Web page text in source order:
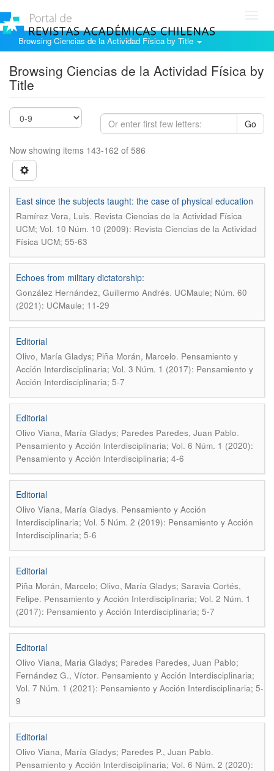
Browsing Ciencias de la Actividad Física by Title
Browsing Ciencias de la Actividad Física by
Title
Go
Now showing items 143-162 of 586
East since the subjects taught: the case of physical education
Ramírez Vera, Luis. Revista Ciencias de la Actividad Física
UCM; Vol. 10 Núm. 10 (2009): Revista Ciencias de la Actividad
Física UCM; 55-63
Echoes from military dictatorship:
González Hernández, Guillermo Andrés. UCMaule; Núm. 60
(2021): UCMaule; 11-29
Editorial
Olivo, María Gladys; Piña Morán, Marcelo. Pensamiento y
Acción Interdisciplinaria; Vol. 3 Núm. 1 (2017): Pensamiento y
Acción Interdisciplinaria; 5-7
Editorial
Olivo Viana, María Gladys; Paredes Paredes, Juan Pablo.
Pensamiento y Acción Interdisciplinaria; Vol. 6 Núm. 1 (2020):
Pensamiento y Acción Interdisciplinaria; 4-6
Editorial
Olivo Viana, María Gladys. Pensamiento y Acción
Interdisciplinaria; Vol. 5 Núm. 2 (2019): Pensamiento y Acción
Interdisciplinaria; 5-6
Editorial
Piña Morán, Marcelo; Olivo, María Gladys; Saravia Cortés,
Felipe. Pensamiento y Acción Interdisciplinaria; Vol. 2 Núm. 1
(2017): Pensamiento y Acción Interdisciplinaria; 5-7
Editorial
Olivo Viana, Maria Gladys; Paredes Paredes, Juan Pablo;
Fernández G., Víctor. Pensamiento y Acción Interdisciplinaria;
Vol. 7 Núm. 1 (2021): Pensamiento y Acción Interdisciplinaria; 5-
9
Editorial
Olivo Viana, María Gladys; Paredes P., Juan Pablo.
Pensamiento y Acción Interdisciplinaria; Vol. 6 Núm. 2 (2020):